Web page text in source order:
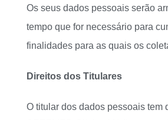
Os seus dados pessoais serão
tempo que for necessário para
finalidades para as quais os
Direitos dos Titulares
O titular dos dados pessoais tem